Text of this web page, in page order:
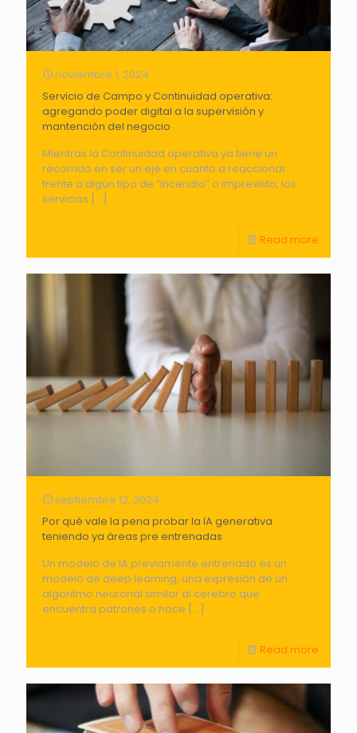
noviembre 1, 2024
Servicio de Campo y Continuidad operativa:
agregando poder digital a la supervisión y
mantención del negocio
Mientras la Continuidad operativa ya tiene un
recorrido en ser un eje en cuanto a reaccionar
frente a algún tipo de “incendio” o imprevisto, los
servicios […]
Read more
septiembre 12, 2024
Por qué vale la pena probar la IA generativa
teniendo ya áreas pre entrenadas
Un modelo de IA previamente entrenado es un
modelo de deep learning, una expresión de un
algoritmo neuronal similar al cerebro que
encuentra patrones o hace […]
Read more